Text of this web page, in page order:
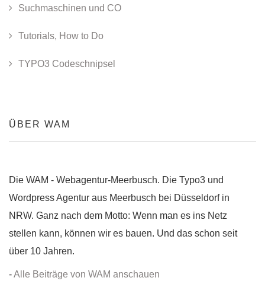
Suchmaschinen und CO
Tutorials, How to Do
TYPO3 Codeschnipsel
ÜBER WAM
Die WAM - Webagentur-Meerbusch. Die Typo3 und
Wordpress Agentur aus Meerbusch bei Düsseldorf in
NRW. Ganz nach dem Motto: Wenn man es ins Netz
stellen kann, können wir es bauen. Und das schon seit
über 10 Jahren.
-Alle Beiträge von WAM anschauen